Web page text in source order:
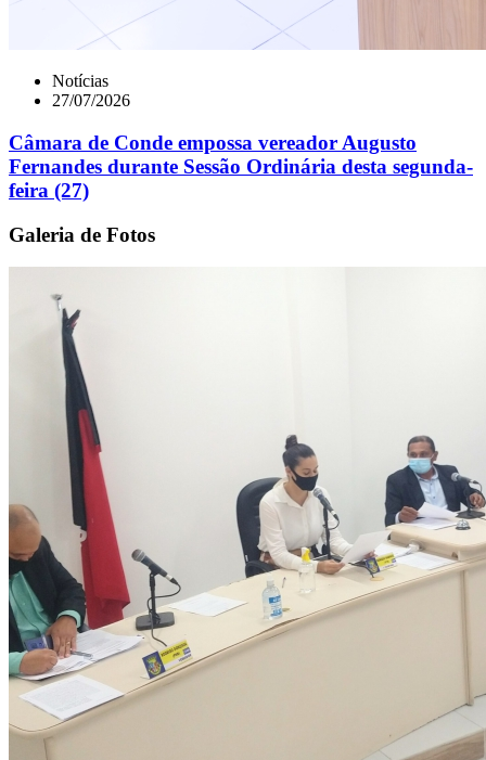
Notícias
27/07/2026
Câmara de Conde empossa vereador Augusto
Fernandes durante Sessão Ordinária desta segunda-
feira (27)
Galeria de Fotos